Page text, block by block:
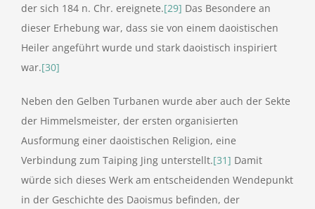
der sich 184 n. Chr. ereignete.[29] Das Besondere an
dieser Erhebung war, dass sie von einem daoistischen
Heiler angeführt wurde und stark daoistisch inspiriert
war.[30]
Neben den Gelben Turbanen wurde aber auch der Sekte
der Himmelsmeister, der ersten organisierten
Ausformung einer daoistischen Religion, eine
Verbindung zum Taiping Jing unterstellt.[31] Damit
würde sich dieses Werk am entscheidenden Wendepunkt
in der Geschichte des Daoismus befinden, der